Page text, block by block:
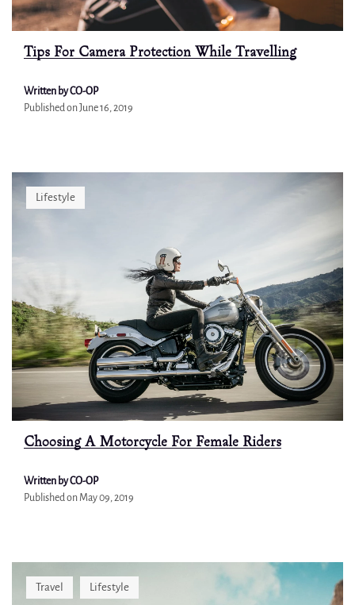
Tips For Camera Protection While Travelling
Written by CO-OP
Published onJune 16, 2019
Lifestyle
Choosing A Motorcycle For Female Riders
Written by CO-OP
Published on May 09, 2019
Travel Lifestyle